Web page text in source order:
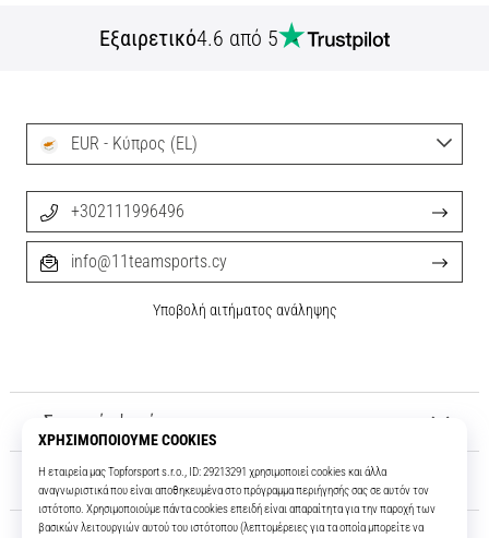
Εξαιρετικό4.6 από 5
Σχετικά μ' εμάς
Εξυπηρέτηση πελατών
EUR - Κύπρος (EL)
+302111996496
info@11teamsports.cy
Υποβολή αιτήματος ανάληψης